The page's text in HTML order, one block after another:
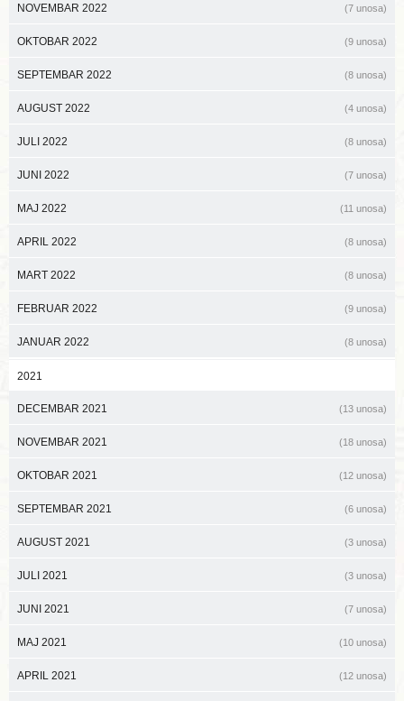
NOVEMBAR 2022 (7 unosa)
OKTOBAR 2022 (9 unosa)
SEPTEMBAR 2022 (8 unosa)
AUGUST 2022 (4 unosa)
JULI 2022 (8 unosa)
JUNI 2022 (7 unosa)
MAJ 2022 (11 unosa)
APRIL 2022 (8 unosa)
MART 2022 (8 unosa)
FEBRUAR 2022 (9 unosa)
JANUAR 2022 (8 unosa)
2021
DECEMBAR 2021 (13 unosa)
NOVEMBAR 2021 (18 unosa)
OKTOBAR 2021 (12 unosa)
SEPTEMBAR 2021 (6 unosa)
AUGUST 2021 (3 unosa)
JULI 2021 (3 unosa)
JUNI 2021 (7 unosa)
MAJ 2021 (10 unosa)
APRIL 2021 (12 unosa)